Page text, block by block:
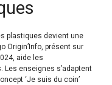
plastiques devient une
Origin’Info, présent sur
aide les
enseignes s’adaptent
‘Je suis du coin’